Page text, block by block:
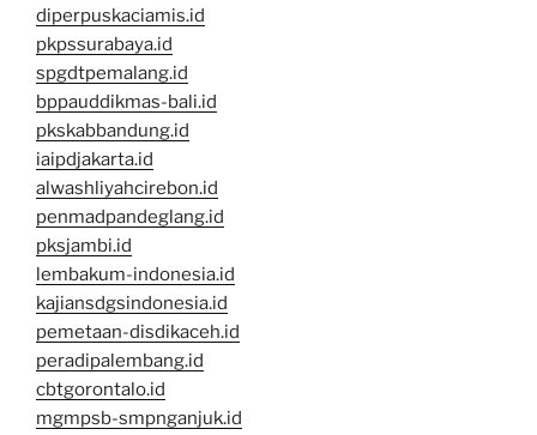
diperpuskaciamis.id
pkpssurabaya.id
spgdtpemalang.id
bppauddikmas-bali.id
pkskabbandung.id
iaipdjakarta.id
alwashliyahcirebon.id
penmadpandeglang.id
pksjambi.id
lembakum-indonesia.id
kajiansdgsindonesia.id
pemetaan-disdikaceh.id
peradipalembang.id
cbtgorontalo.id
mgmpsb-smpnganjuk.id